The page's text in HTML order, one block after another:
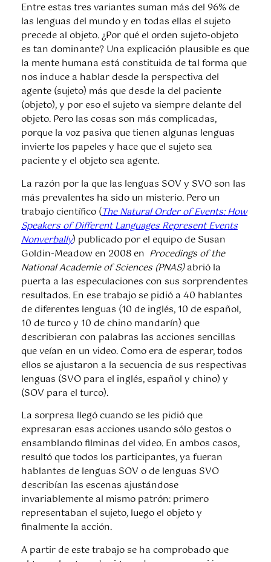
Entre estas tres variantes suman más del 96% de
las lenguas del mundo y en todas ellas el sujeto
precede al objeto. ¿Por qué el orden sujeto-objeto
es tan dominante? Una explicación plausible es que
la mente humana está constituida de tal forma que
nos induce a hablar desde la perspectiva del
agente (sujeto) más que desde la del paciente
(objeto), y por eso el sujeto va siempre delante del
objeto. Pero las cosas son más complicadas,
porque la voz pasiva que tienen algunas lenguas
invierte los papeles y hace que el sujeto sea
paciente y el objeto sea agente.
La razón por la que las lenguas SOV y SVO son las
más prevalentes ha sido un misterio. Pero un
trabajo científico (The Natural Order of Events: How
Speakers of Different Languages Represent Events
Nonverbally) publicado por el equipo de Susan
Goldin-Meadow en 2008 en Procedings of the
National Academie of Sciences (PNAS)abrió la
puerta a las especulaciones con sus sorprendentes
resultados. En ese trabajo se pidió a 40 hablantes
de diferentes lenguas (10 de inglés, 10 de español,
10 de turco y 10 de chino mandarín) que
describieran con palabras las acciones sencillas
que veían en un video. Como era de esperar, todos
ellos se ajustaron a la secuencia de sus respectivas
lenguas (SVO para el inglés, español y chino) y
(SOV para el turco).
La sorpresa llegó cuando se les pidió que
expresaran esas acciones usando sólo gestos o
ensamblando filminas del video. En ambos casos,
resultó que todos los participantes, ya fueran
hablantes de lenguas SOV o de lenguas SVO
describían las escenas ajustándose
invariablemente al mismo patrón: primero
representaban el sujeto, luego el objeto y
finalmente la acción.
A partir de este trabajo se ha comprobado que